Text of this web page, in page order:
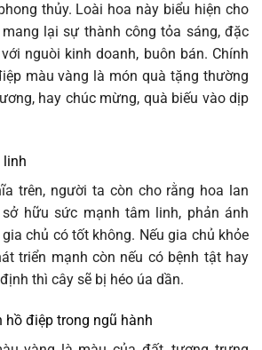
thủy. Loài hoa này biểu hiện cho
lại sự thành công tỏa sáng, đặc
nguòi kinh doanh, buôn bán. Chính
màu vàng là món quà tặng thường
hay chúc mừng, quà biếu vào dịp
linh
trên, người ta còn cho rằng hoa lan
hữu sức mạnh tâm linh, phản ánh
chủ có tốt không. Nếu gia chủ khỏe
triển mạnh còn nếu có bệnh tật hay
thì cây sẽ bị héo úa dần.
hồ điệp trong ngũ hành